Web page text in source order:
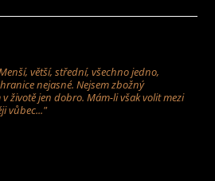
větší, střední, všechno jedno,
nejasné. Nejsem zbožný
životě jen dobro. Mám-li však volit mezi
vůbec..."